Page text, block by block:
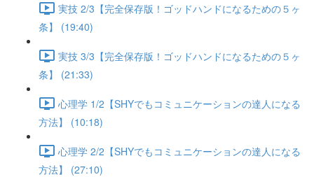
実技 2/3【完全保存版！ゴッドハンドになるための５ヶ
条】 (19:40)
実技 3/3【完全保存版！ゴッドハンドになるための５ヶ
条】 (21:33)
心理学 1/2【SHYでもコミュニケーションの達人になる
方法】 (10:18)
心理学 2/2【SHYでもコミュニケーションの達人になる
方法】 (27:10)